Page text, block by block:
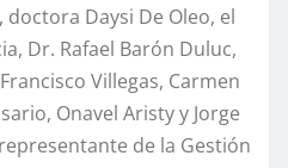
Daysi De Oleo, el
Dr. Rafael Barón Duluc,
Villegas, Carmen
Onavel Aristy y Jorge
de la Gestión